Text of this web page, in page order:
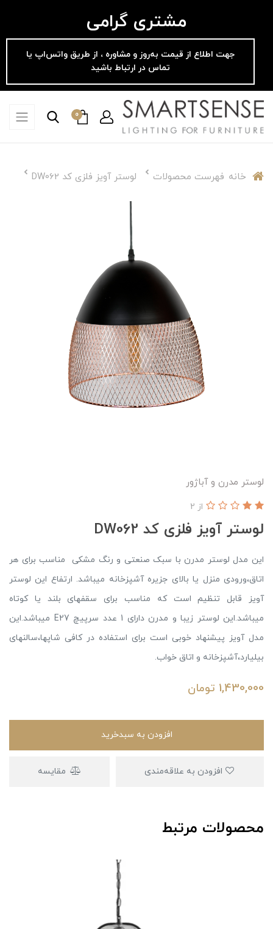
مشتری گرامی
جهت اطلاع از قیمت به‌روز و مشاوره ، از طریق واتس‌اپ یا
تماس در ارتباط باشید
0
خانه فهرست محصولات لوستر آویز فلزی کد DW062
لوستر مدرن و آباژور
لوستر آویز فلزی کد DW062
از 2
این مدل لوستر مدرن با سبک صنعتی و رنگ مشکی مناسب برای هر
اتاق،ورودی منزل یا بالای جزیره آشپزخانه میباشد. ارتفاع این لوستر
آویز قابل تنظیم است که مناسب برای سقفهای بلند یا کوتاه
میباشد.این لوستر زیبا و مدرن دارای 1 عدد سرپیچ E27 میباشد.این
مدل آویز پیشنهاد خوبی است برای استفاده در کافی شاپها،سالنهای
بیلیارد،آشپزخانه و اتاق خواب.
1,430,000 تومان
افزودن به سبدخرید
مقایسه
محصولات مرتبط